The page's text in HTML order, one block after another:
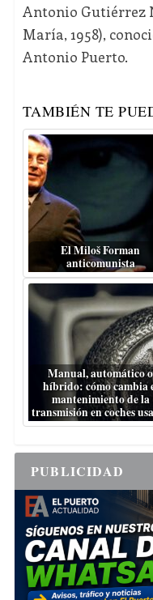
Antonio Gutiérrez
María, 1958),
Antonio Puerto.
TAMBIÉN TE
El Miloš Forman
anticomunista
Manual, automático o
híbrido: cómo cambia
mantenimiento de la
transmisión en coches
PUBLICIDAD